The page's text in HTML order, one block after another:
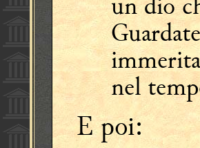
nel
E poi: